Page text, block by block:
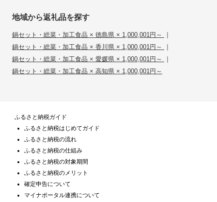
地域から返礼品を探す
鍋セット・総菜・加工食品 × 徳島県 × 1,000,001円～ |
鍋セット・総菜・加工食品 × 香川県 × 1,000,001円～ |
鍋セット・総菜・加工食品 × 愛媛県 × 1,000,001円～ |
鍋セット・総菜・加工食品 × 高知県 × 1,000,001円～
ふるさと納税ガイド
ふるさと納税はじめてガイド
ふるさと納税の流れ
ふるさと納税の仕組み
ふるさと納税の対象期間
ふるさと納税のメリット
確定申告について
マイナポータル連携について